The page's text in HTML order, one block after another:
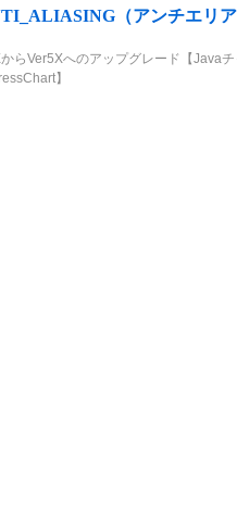
（アンチエリア
らVer5Xへのアップグレード【Java
】